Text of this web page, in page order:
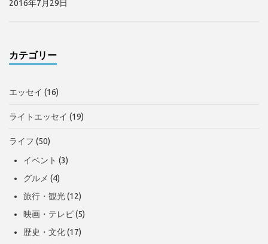
2016年7月29日
カテゴリー
エッセイ (16)
ライトエッセイ (19)
ライフ (50)
イベント (3)
グルメ (4)
旅行・観光(12)
映画・テレビ(5)
歴史・文化(17)